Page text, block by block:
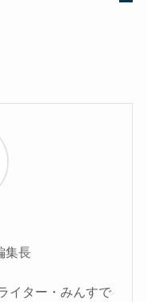
集長
イター・みんすで